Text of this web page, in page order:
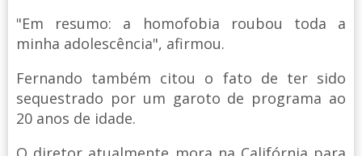
"Em resumo: a homofobia roubou toda a
minha adolescência", afirmou.
Fernando também citou o fato de ter sido
sequestrado por um garoto de programa ao
20 anos de idade.